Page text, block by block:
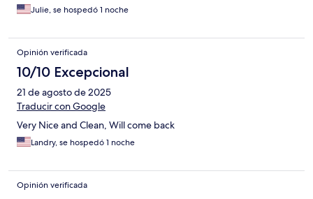
Julie, se hospedó 1 noche
Opinión verificada
10/10 Excepcional
21 de agosto de 2025
Traducir con Google
Very Nice and Clean, Will come back
Landry, se hospedó 1 noche
Opinión verificada